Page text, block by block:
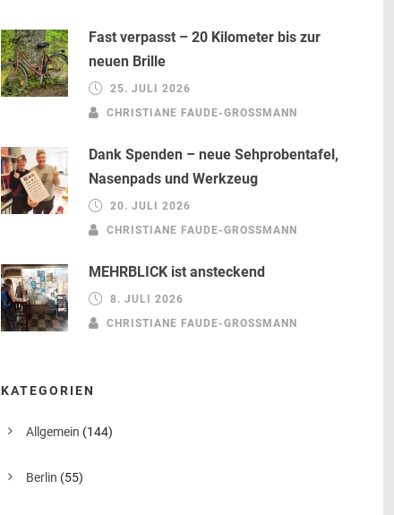
Fast verpasst – 20 Kilometer bis zur
neuen Brille
25. JULI 2026
CHRISTIANE FAUDE-GROSSMANN
Dank Spenden – neue Sehprobentafel,
Nasenpads und Werkzeug
20. JULI 2026
CHRISTIANE FAUDE-GROSSMANN
MEHRBLICK ist ansteckend
8. JULI 2026
CHRISTIANE FAUDE-GROSSMANN
KATEGORIEN
Allgemein (144)
Berlin (55)